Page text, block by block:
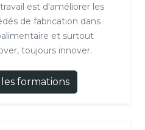
est d'améliorer les
de fabrication dans
et surtout
toujours innover.
formations